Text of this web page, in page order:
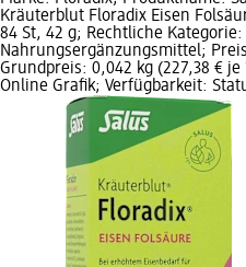
Kräuterblut Floradix Eisen
84 St, 42 g; Rechtliche Kategorie:
Nahrungsergänzungsmittel;
Grundpreis: 0,042 kg (227,38 € je
Online Grafik; Verfügbarkeit: